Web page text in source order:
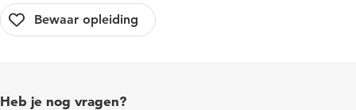
Heb je nog vragen?